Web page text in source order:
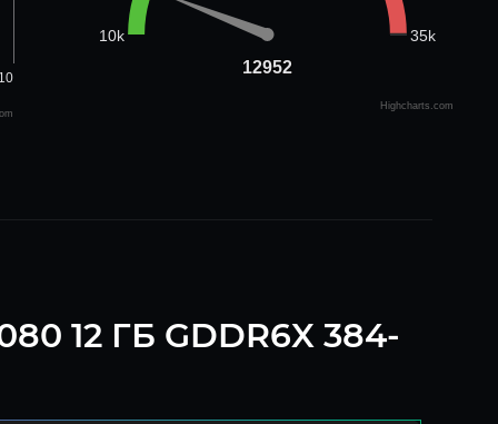
12952
12952
10k 35k
Highcharts.com
12 ГБ GDDR6X 384-